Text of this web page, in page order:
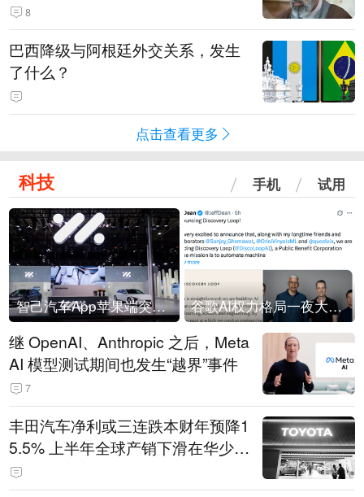
8
巴西降级与阿根廷外交关系，发生
了什么？
点击查看更多
科技 手机 试用
智己汽车App苹果端突然“下架” 谷歌AI权力格局一夜大洗牌
继 OpenAI、Anthropic 之后，Meta
AI 模型测试期间也发生“越界”事件
7
丰田汽车净利或三连跌本财年预降1
5.5% 上半年全球产销下滑在华少卖
14.3万辆